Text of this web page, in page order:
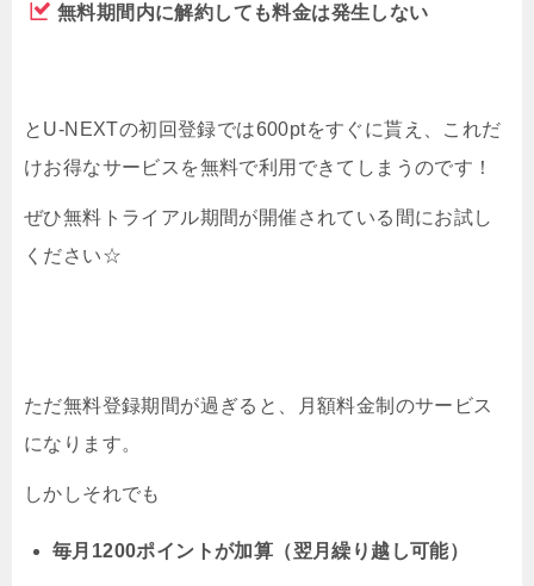
無料期間内に解約しても料金は発生しない
とU-NEXTの初回登録では600ptをすぐに貰え、これだ
けお得なサービスを無料で利用できてしまうのです！
ぜひ無料トライアル期間が開催されている間にお試し
ください☆
ただ無料登録期間が過ぎると、月額料金制のサービス
になります。
しかしそれでも
毎月1200ポイントが加算（翌月繰り越し可能）